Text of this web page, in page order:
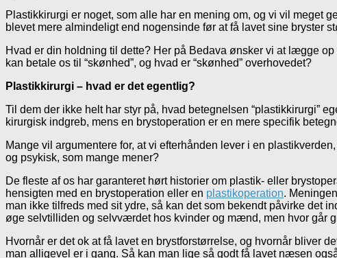
Plastikkirurgi er noget, som alle har en mening om, og vi vil meget
blevet mere almindeligt end nogensinde før at få lavet sine bryster
Hvad er din holdning til dette? Her på Bedava ønsker vi at lægge
kan betale os til “skønhed”, og hvad er “skønhed” overhovedet?
Plastikkirurgi – hvad er det egentlig?
Til dem der ikke helt har styr på, hvad betegnelsen “plastikkirurgi”
kirurgisk indgreb, mens en brystoperation er en mere specifik
Mange vil argumentere for, at vi efterhånden lever i en
og psykisk, som mange mener?
De fleste af os har garanteret hørt historier om plastik- eller
hensigten med en brystoperation eller en plastikoperation.
man ikke tilfreds med sit ydre, så kan det som bekendt påvirke det
øge selvtilliden og selvværdet hos kvinder og mænd, men hvor går
Hvornår er det ok at få lavet en brystforstørrelse, og hvornår bliver
man alligevel er i gang. Så kan man lige så godt få lavet næsen